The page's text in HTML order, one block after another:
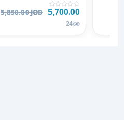
5,700.00 JOD
5,850.00 JOD
24